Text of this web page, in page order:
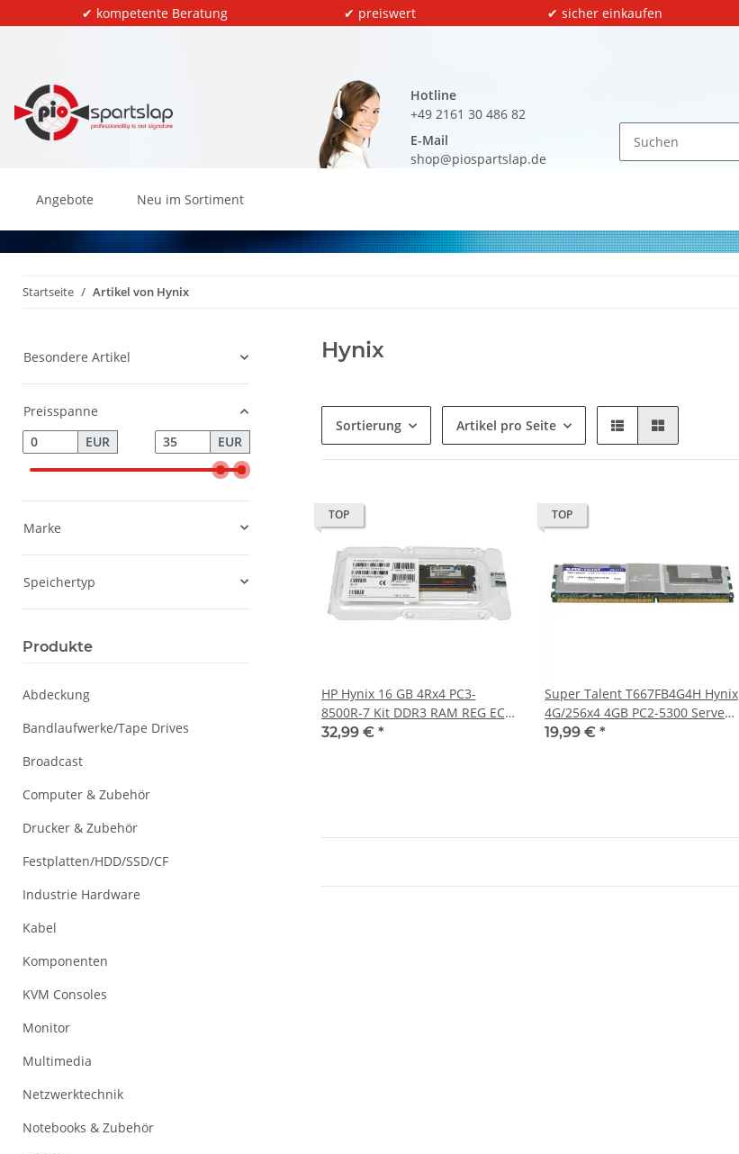
✔ kompetente Beratung ✔ preiswert ✔ sicher einkaufen
Hotline
+49 2161 30 486 82
E-Mail
shop@piospartslap.de
Angebote Neu im Sortiment
Startseite Artikel von Hynix
Hynix
Sortierung Artikel pro Seite
TOP
HP Hynix 16 GB 4Rx4 PC3-
8500R-7 Kit DDR3 RAM REG ECC
DDR3 500207-071 neu OVP
32,99 € *
TOP
Super Talent T667FB4G4H Hynix
4G/256x4 4GB PC2-5300 Server
RAM FB ECC DDR2-667
19,99 €*
Besondere Artikel
Preisspanne
EUR
EUR
Marke
Speichertyp
Produkte
Abdeckung
Bandlaufwerke/Tape Drives
Broadcast
Computer & Zubehör
Drucker & Zubehör
Festplatten/HDD/SSD/CF
Industrie Hardware
Kabel
Komponenten
KVM Consoles
Monitor
Multimedia
Netzwerktechnik
Notebooks & Zubehör